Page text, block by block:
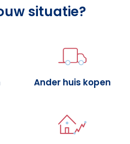
situatie?
Ander huis kopen